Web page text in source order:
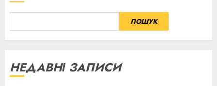
ПОШУК
НЕДАВНІ ЗАПИСИ